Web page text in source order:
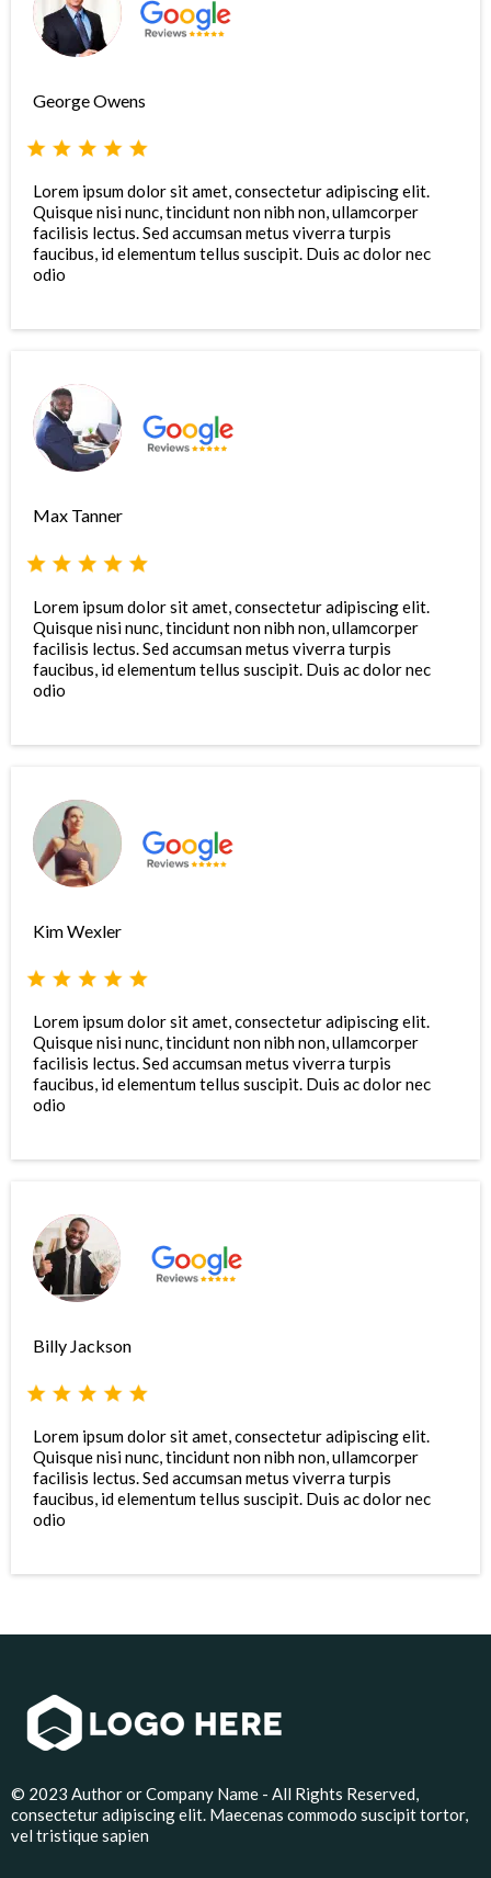
George Owens
Lorem ipsum dolor sit amet, consectetur adipiscing elit.
Quisque nisi nunc, tincidunt non nibh non, ullamcorper
facilisis lectus. Sed accumsan metus viverra turpis
faucibus, id elementum tellus suscipit. Duis ac dolor nec
odio
Max Tanner
Lorem ipsum dolor sit amet, consectetur adipiscing elit.
Quisque nisi nunc, tincidunt non nibh non, ullamcorper
facilisis lectus. Sed accumsan metus viverra turpis
faucibus, id elementum tellus suscipit. Duis ac dolor nec
odio
Kim Wexler
Lorem ipsum dolor sit amet, consectetur adipiscing elit.
Quisque nisi nunc, tincidunt non nibh non, ullamcorper
facilisis lectus. Sed accumsan metus viverra turpis
faucibus, id elementum tellus suscipit. Duis ac dolor nec
odio
Billy Jackson
Lorem ipsum dolor sit amet, consectetur adipiscing elit.
Quisque nisi nunc, tincidunt non nibh non, ullamcorper
facilisis lectus. Sed accumsan metus viverra turpis
faucibus, id elementum tellus suscipit. Duis ac dolor nec
odio
© 2023 Author or Company Name - All Rights Reserved,
consectetur adipiscing elit. Maecenas commodo suscipit tortor,
vel tristique sapien